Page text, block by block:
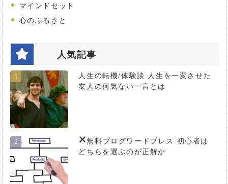
マインドセット
心のふるさと
人気記事
1
人生の転機/体験談 人生を一変させた
友人の何気ない一言とは
2 無料ブログ ワードプレス 初心者は
どちらを選ぶのが正解か